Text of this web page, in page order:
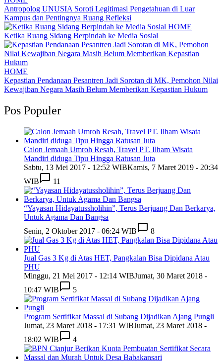
Antropolog UNUSIA Soroti Legitimasi Pengetahuan di Luar
Kampus dan Pentingnya Ruang Refleksi
HOME
Ketika Ruang Sidang Berpindah ke Media Sosial
HOME
Kepastian Pendanaan Pesantren Jadi Sorotan di MK, Pemohon Nilai
Kewajiban Negara Masih Belum Memberikan Kepastian Hukum
Pos Populer
Calon Jemaah Umroh Resah, Travel PT. Ilham Wisata
Mandiri diduga Tipu Hingga Ratusan Juta
Sabtu, 13 Mei 2017 - 12:52 WIBKamis, 7 Maret 2019 - 20:34
WIB
11
“Yayasan Hidayatussholihin”, Terus Berjuang Dan Berkarya,
Untuk Agama Dan Bangsa
Senin, 2 Oktober 2017 - 06:24 WIB
8
Jual Gas 3 Kg di Atas HET, Pangkalan Bisa Dipidana Atau
PHU
Minggu, 21 Mei 2017 - 12:14 WIBJumat, 30 Maret 2018 -
10:47 WIB
5
Program Sertifikat Massal di Subang Dijadikan Ajang Pungli
Jumat, 23 Maret 2018 - 17:31 WIBJumat, 23 Maret 2018 -
18:02 WIB
4